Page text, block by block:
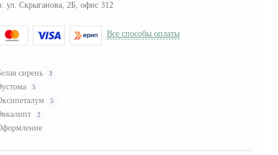
ул. Скрыганова, 2Б, офис 312
Все способы оплаты
сирень 3
5
5
2